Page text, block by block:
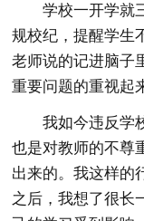
学校一开学就
规校纪，提醒学生
老师说的记进脑子
重要问题的重视起
我如今违反学
也是对教师的不尊
出来的。我这样的
之后，我想了很长